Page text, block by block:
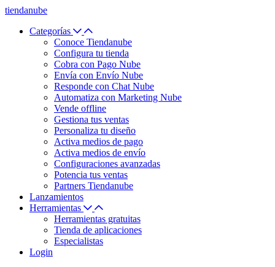
tiendanube
Categorías
Conoce Tiendanube
Configura tu tienda
Cobra con Pago Nube
Envía con Envío Nube
Responde con Chat Nube
Automatiza con Marketing Nube
Vende offline
Gestiona tus ventas
Personaliza tu diseño
Activa medios de pago
Activa medios de envío
Configuraciones avanzadas
Potencia tus ventas
Partners Tiendanube
Lanzamientos
Herramientas
Herramientas gratuitas
Tienda de aplicaciones
Especialistas
Login